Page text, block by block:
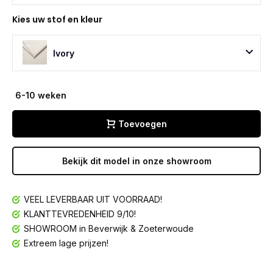
Kies uw stof en kleur
Ivory
6-10 weken
Toevoegen
Bekijk dit model in onze showroom
VEEL LEVERBAAR UIT VOORRAAD!
KLANTTEVREDENHEID 9/10!
SHOWROOM in Beverwijk & Zoeterwoude
Extreem lage prijzen!